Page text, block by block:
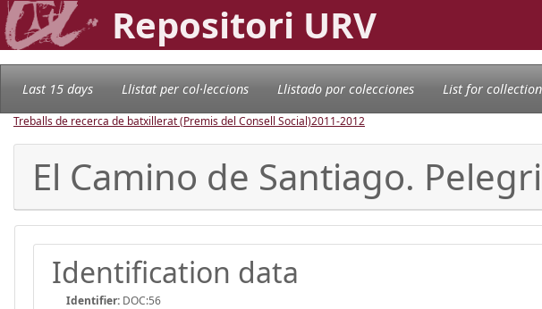
Repositori URV
Last 15 days Llistat per col·leccions Llistado por colecciones List for
Treballs de recerca de batxillerat (Premis del Consell Social)2011-2012
El Camino de Santiago.
Identification data
Identifier: DOC:56